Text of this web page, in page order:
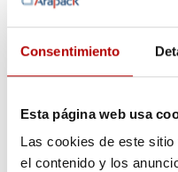
Consentimiento
Esta página web usa
Las cookies de este
el contenido y los